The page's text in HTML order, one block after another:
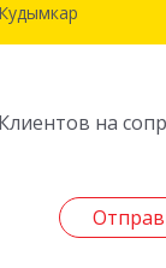
Кудымкар
Клиентов на